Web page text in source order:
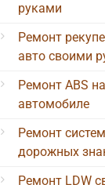
руками
Ремонт
авто своими
Ремонт ABS
автомобиле
Ремонт
дорожных
Ремонт LDW